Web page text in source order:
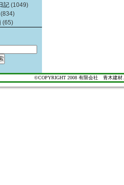
記(1049)
(834)
(65)
©COPYRIGHT 2008 有限会社 青木建材.